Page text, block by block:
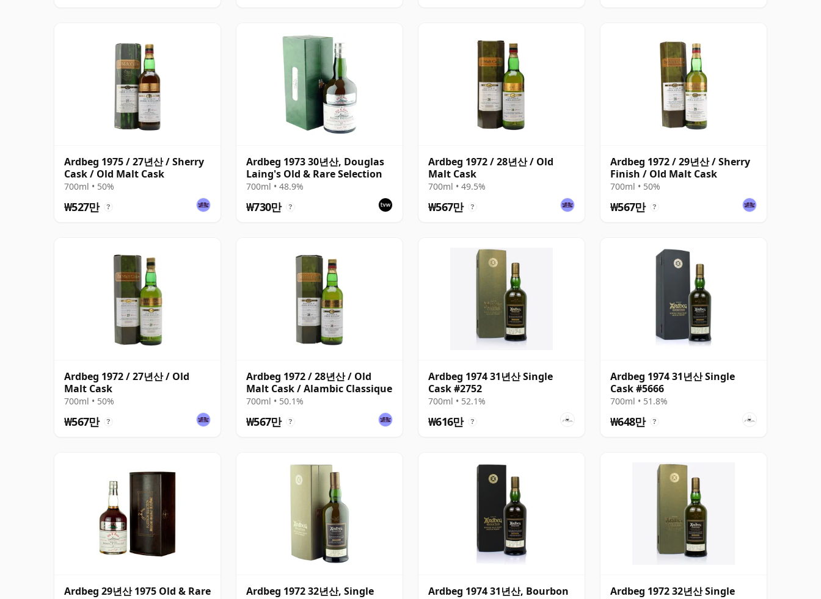
Ardbeg 1975 / 27년산 / Sherry
Cask / Old Malt Cask
700ml • 50%
₩527만 ?
Ardbeg 1973 30년산, Douglas
Laing's Old & Rare Selection
700ml • 48.9%
₩730만 ?
Ardbeg 1972 / 28년산 / Old
Malt Cask
700ml • 49.5%
₩567만 ?
Ardbeg 1972 / 29년산 / Sherry
Finish / Old Malt Cask
700ml • 50%
₩567만 ?
Ardbeg 1972 / 27년산 / Old
Malt Cask
700ml • 50%
₩567만 ?
Ardbeg 1972 / 28년산 / Old
Malt Cask / Alambic Classique
700ml • 50.1%
₩567만 ?
Ardbeg 1974 31년산 Single
Cask #2752
700ml • 52.1%
₩616만 ?
Ardbeg 1974 31년산 Single
Cask #5666
700ml • 51.8%
₩648만 ?
Ardbeg 29년산 1975 Old & Rare
Ardbeg 1972 32년산, Single
Ardbeg 1974 31년산, Bourbon
Ardbeg 1972 32년산 Single